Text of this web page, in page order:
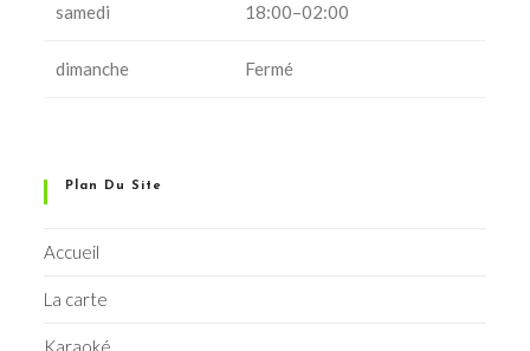
samedi 18:00–02:00
dimanche Fermé
Plan Du Site
Accueil
La carte
Karaoké